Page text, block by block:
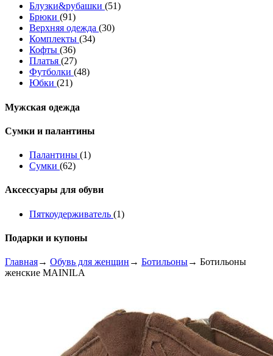
Блузки&рубашки (51)
Брюки (91)
Верхняя одежда (30)
Комплекты (34)
Кофты (36)
Платья (27)
Футболки (48)
Юбки (21)
Мужская одежда
Сумки и палантины
Палантины (1)
Сумки (62)
Аксессуары для обуви
Пяткоудерживатель (1)
Подарки и купоны
Главная→ Обувь для женщин → Ботильоны→ Ботильоны
женские MAINILA